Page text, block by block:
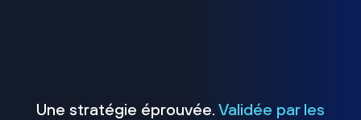
Une stratégie éprouvée. Validée par les